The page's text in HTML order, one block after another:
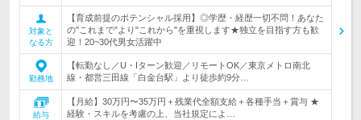
対象と
なる方
【育成前提のポテンシャル採用】◎学歴・経歴一切不問！あなた
の"これまで"より"これから"を重視します★独立を目指す方も歓
迎！20~30代男女活躍中
勤務地
【転勤なし／U・Iターン歓迎／リモートOK／東京メトロ南北
線・都営三田線「白金台駅」より徒歩約9分…
給与
【月給】30万円〜35万円＋残業代全額支給＋各種手当＋賞与 ★
経験・スキルを考慮の上、当社規定によ…